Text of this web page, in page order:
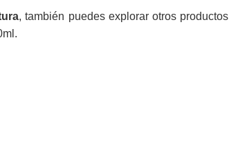
, también puedes explorar otros productos
.